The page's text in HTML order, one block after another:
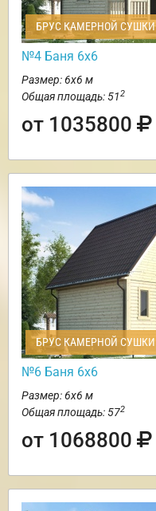
БРУС КАМЕРНОЙ СУШКИ
№4 Баня 6х6
Размер: 6х6 м
Общая площадь: 512
от 1035800
БРУС КАМЕРНОЙ СУШКИ
№6 Баня 6х6
Размер: 6х6 м
Общая площадь: 572
от 1068800